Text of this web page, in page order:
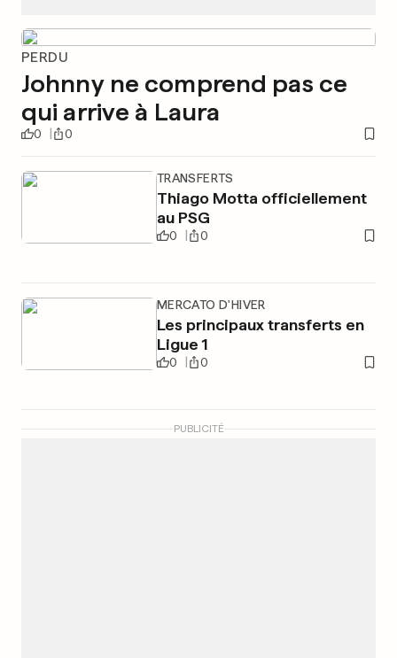
PERDU
Johnny ne comprend pas ce
qui arrive à Laura
0 0
TRANSFERTS
Thiago Motta officiellement
au PSG
0 0
MERCATO D'HIVER
Les principaux transferts en
Ligue 1
0 0
PUBLICITÉ